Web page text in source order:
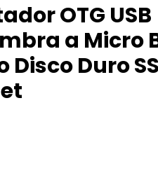
OTG USB
a Micro
Disco Duro